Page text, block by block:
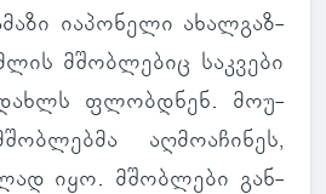
ია­პო­ნელი ახალ­გაზ­
მშობ­ლე­ბიც საკ­ვები
ფლობ­დნენ. მო­უ­
აღ­მო­ა­ჩი­ნეს,
იყო. მშობ­ლები გან­